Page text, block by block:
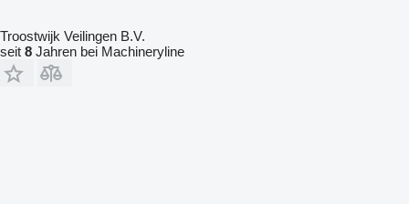
Troostwijk Veilingen B.V.
seit 8 Jahren bei Machineryline